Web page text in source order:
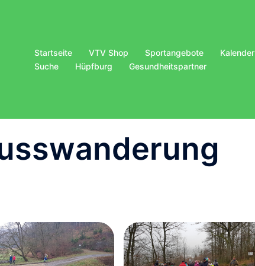
Startseite VTV Shop Sportangebote Kalender
Suche
Hüpfburg Gesundheitspartner